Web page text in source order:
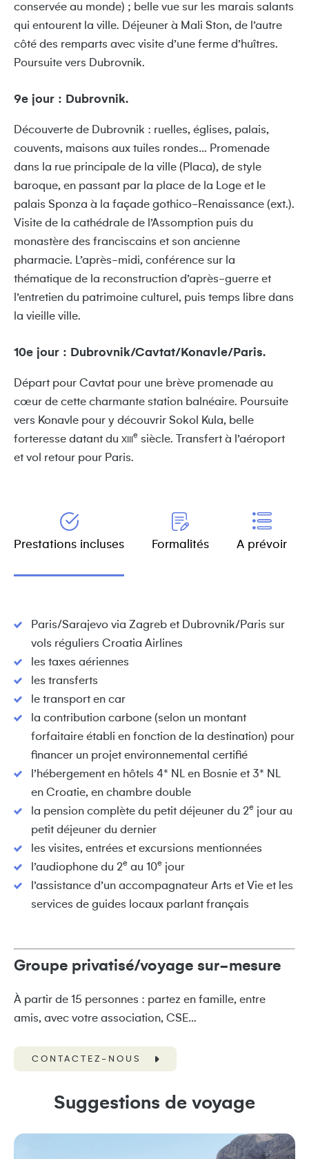
conservée au monde) ; belle vue sur les marais salants
qui entourent la ville. Déjeuner à Mali Ston, de l’autre
côté des remparts avec visite d’une ferme d’huîtres.
Poursuite vers Dubrovnik.
9e jour : Dubrovnik.
Découverte de Dubrovnik : ruelles, églises, palais,
couvents, maisons aux tuiles rondes… Promenade
dans la rue principale de la ville (Placa), de style
baroque, en passant par la place de la Loge et le
palais Sponza à la façade gothico-Renaissance (ext.).
Visite de la cathédrale de l’Assomption puis du
monastère des franciscains et son ancienne
pharmacie. L’après-midi, conférence sur la
thématique de la reconstruction d’après-guerre et
l’entretien du patrimoine culturel, puis temps libre dans
la vieille ville.
10e jour : Dubrovnik/Cavtat/Konavle/Paris.
Départ pour Cavtat pour une brève promenade au
cœur de cette charmante station balnéaire. Poursuite
vers Konavle pour y découvrir Sokol Kula, belle
forteresse datant du XIIIe siècle. Transfert à l’aéroport
et vol retour pour Paris.
Prestations incluses Formalités A prévoir
Paris/Sarajevo via Zagreb et Dubrovnik/Paris sur
vols réguliers Croatia Airlines
les taxes aériennes
les transferts
le transport en car
la contribution carbone (selon un montant
forfaitaire établi en fonction de la destination) pour
financer un projet environnemental certifié
l’hébergement en hôtels 4* NL en Bosnie et 3* NL
en Croatie, en chambre double
la pension complète du petit déjeuner du 2e jour au
petit déjeuner du dernier
les visites, entrées et excursions mentionnées
l’audiophone du 2e au 10e jour
l’assistance d’un accompagnateur Arts et Vie et les
services de guides locaux parlant français
Groupe privatisé/voyage sur-mesure
À partir de 15 personnes : partez en famille, entre
amis, avec votre association, CSE…
CONTACTEZ-NOUS
Suggestions de voyage